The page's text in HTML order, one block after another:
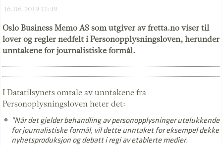
16.06.2019 17:49
Oslo Business Memo AS som utgiver av fretta.no viser til
lover og regler nedfelt i Personopplysningsloven, herunder
unntakene for journalistiske formål.
I Datatilsynets omtale av unntakene fra
Personoplysningsloven heter det:
"Når det gjelder behandling av personopplysninger utelukkende
for journalistiske formål, vil dette unntaket for eksempel dekke
nyhetsproduksjon og debatt i regi av etablerte medier.